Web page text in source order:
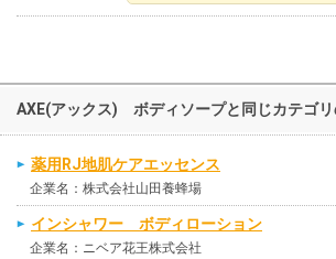
AXE(アックス) ボディソープと同じカテゴ
薬用RJ地肌ケアエッセンス
企業名：株式会社山田養蜂場
インシャワー ボディローション
企業名：ニベア花王株式会社